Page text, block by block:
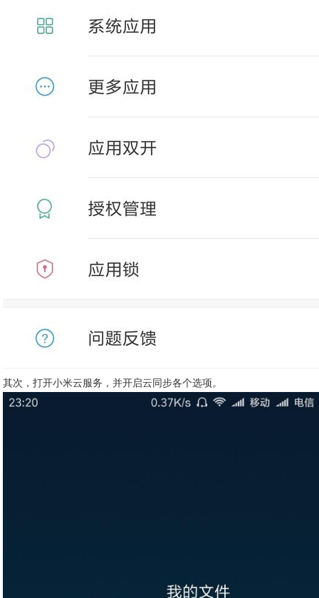
其次，打开小米云服务，并开启云同步各个选项。